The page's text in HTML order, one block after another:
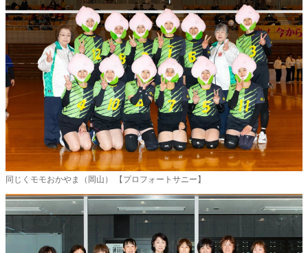
同じくモモおかやま（岡山） 【プロフォートサニー】